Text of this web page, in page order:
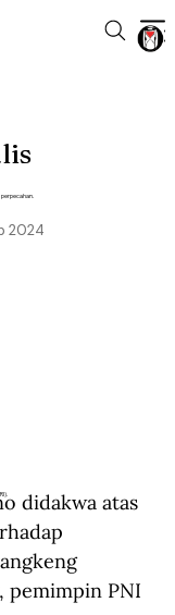
2024
didakwa atas
pemimpin PNI